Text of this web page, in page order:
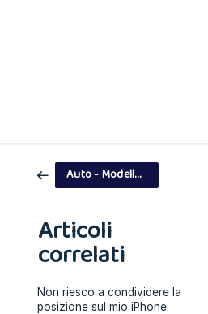
Auto - Modello di pagamento
Articoli
correlati
Non riesco a condividere la
posizione sul mio iPhone.